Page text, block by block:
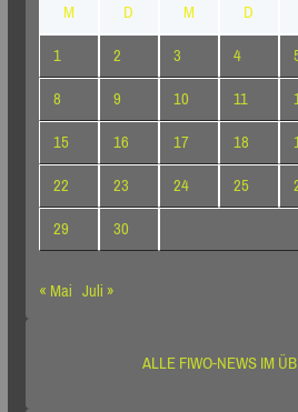
M
D M D
1
2 3 4
8
9 10 11
15
16 17 18
22
23 24 25
29
30
« Mai Juli »
ALLE FIWO-NEWS IM